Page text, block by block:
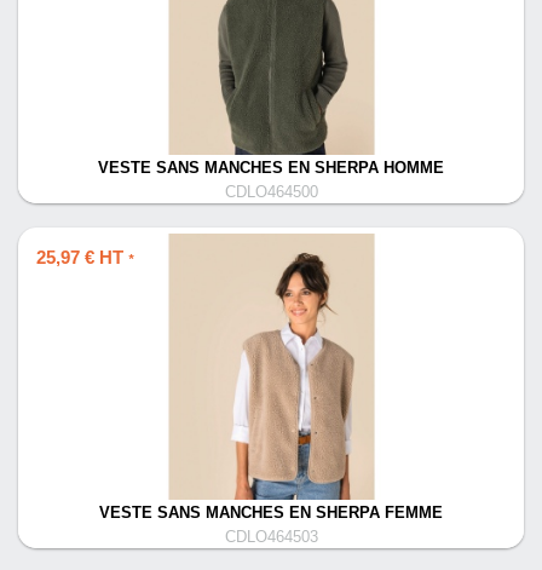
VESTE SANS MANCHES EN SHERPA HOMME
CDLO464500
25,97 € HT *
VESTE SANS MANCHES EN SHERPA FEMME
CDLO464503